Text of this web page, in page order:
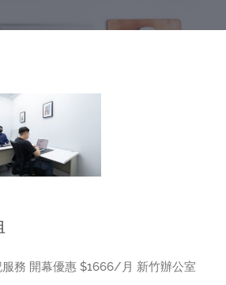
務 開幕優惠 $1666/月 新竹辦公室